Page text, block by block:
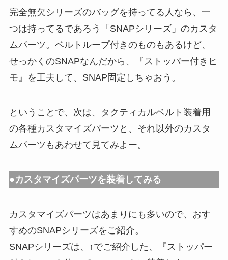
完全無欠シリーズのバッグを持ってる人なら、一
つは持ってるであろう「SNAPシリーズ」のカスタ
ムパーツ。ベルトループ付きのものもあるけど、
せっかくのSNAPなんだから、『ストッパー付きヒ
モ』を工夫して、SNAP固定しちゃおう。
ということで、次は、タクティカルベルト装着用
の各種カスタマイズパーツと、それ以外のカスタ
ムパーツもあわせて見てみよー。
●カスタマイズパーツを装着してみる
カスタマイズパーツはあまりにも多いので、おす
すめのSNAPシリーズをご紹介。
SNAPシリーズは、↑でご紹介した、『ストッパー